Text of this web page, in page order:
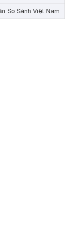
So Sánh Việt Nam